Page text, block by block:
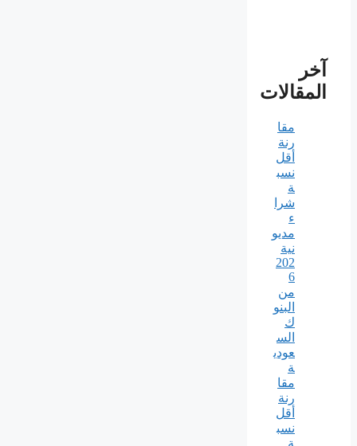
آخر
المقالات
مقا
رنة
أقل
نسب
ة
شرا
ء
مديو
نية
202
6
من
البنو
ك
الس
عودي
ة
مقا
رنة
أقل
نسب
ة